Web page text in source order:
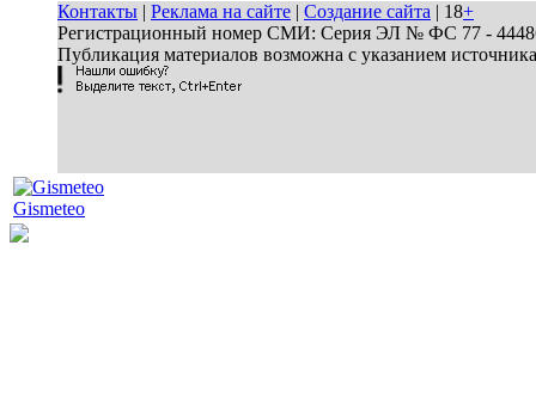
Контакты | Реклама на сайте | Создание сайта | 18+
Регистрационный номер СМИ: Серия ЭЛ № ФС 77 - 44486
Публикация материалов возможна с указанием
Gismeteo